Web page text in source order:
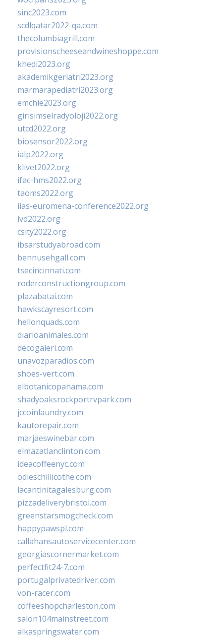
sinc2023.com
scdlqatar2022-qa.com
thecolumbiagrill.com
provisionscheeseandwineshoppe.com
khedi2023.org
akademikgeriatri2023.org
marmarapediatri2023.org
emchie2023.org
girisimselradyoloji2022.org
utcd2022.org
biosensor2022.org
ialp2022.org
klivet2022.org
ifac-hms2022.org
taoms2022.org
iias-euromena-conference2022.org
ivd2022.org
csity2022.org
ibsarstudyabroad.com
bennusehgall.com
tsecincinnati.com
roderconstructiongroup.com
plazabatai.com
hawkscayresort.com
hellonquads.com
diarioanimales.com
decogaleri.com
unavozparadios.com
shoes-vert.com
elbotanicopanama.com
shadyoaksrockportrvpark.com
jccoinlaundry.com
kautorepair.com
marjaeswinebar.com
elmazatlanclinton.com
ideacoffeenyc.com
odieschillicothe.com
lacantinitagalesburg.com
pizzadeliverybristol.com
greenstarsmogcheck.com
happypawspl.com
callahansautoservicecenter.com
georgiascornermarket.com
perfectfit24-7.com
portugalprivatedriver.com
von-racer.com
coffeeshopcharleston.com
salon104mainstreet.com
alkaspringswater.com